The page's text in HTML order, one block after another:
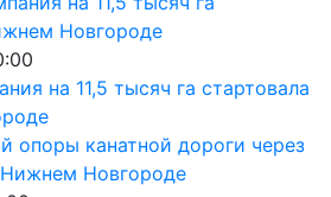
на 11,5 тысяч га стартовала